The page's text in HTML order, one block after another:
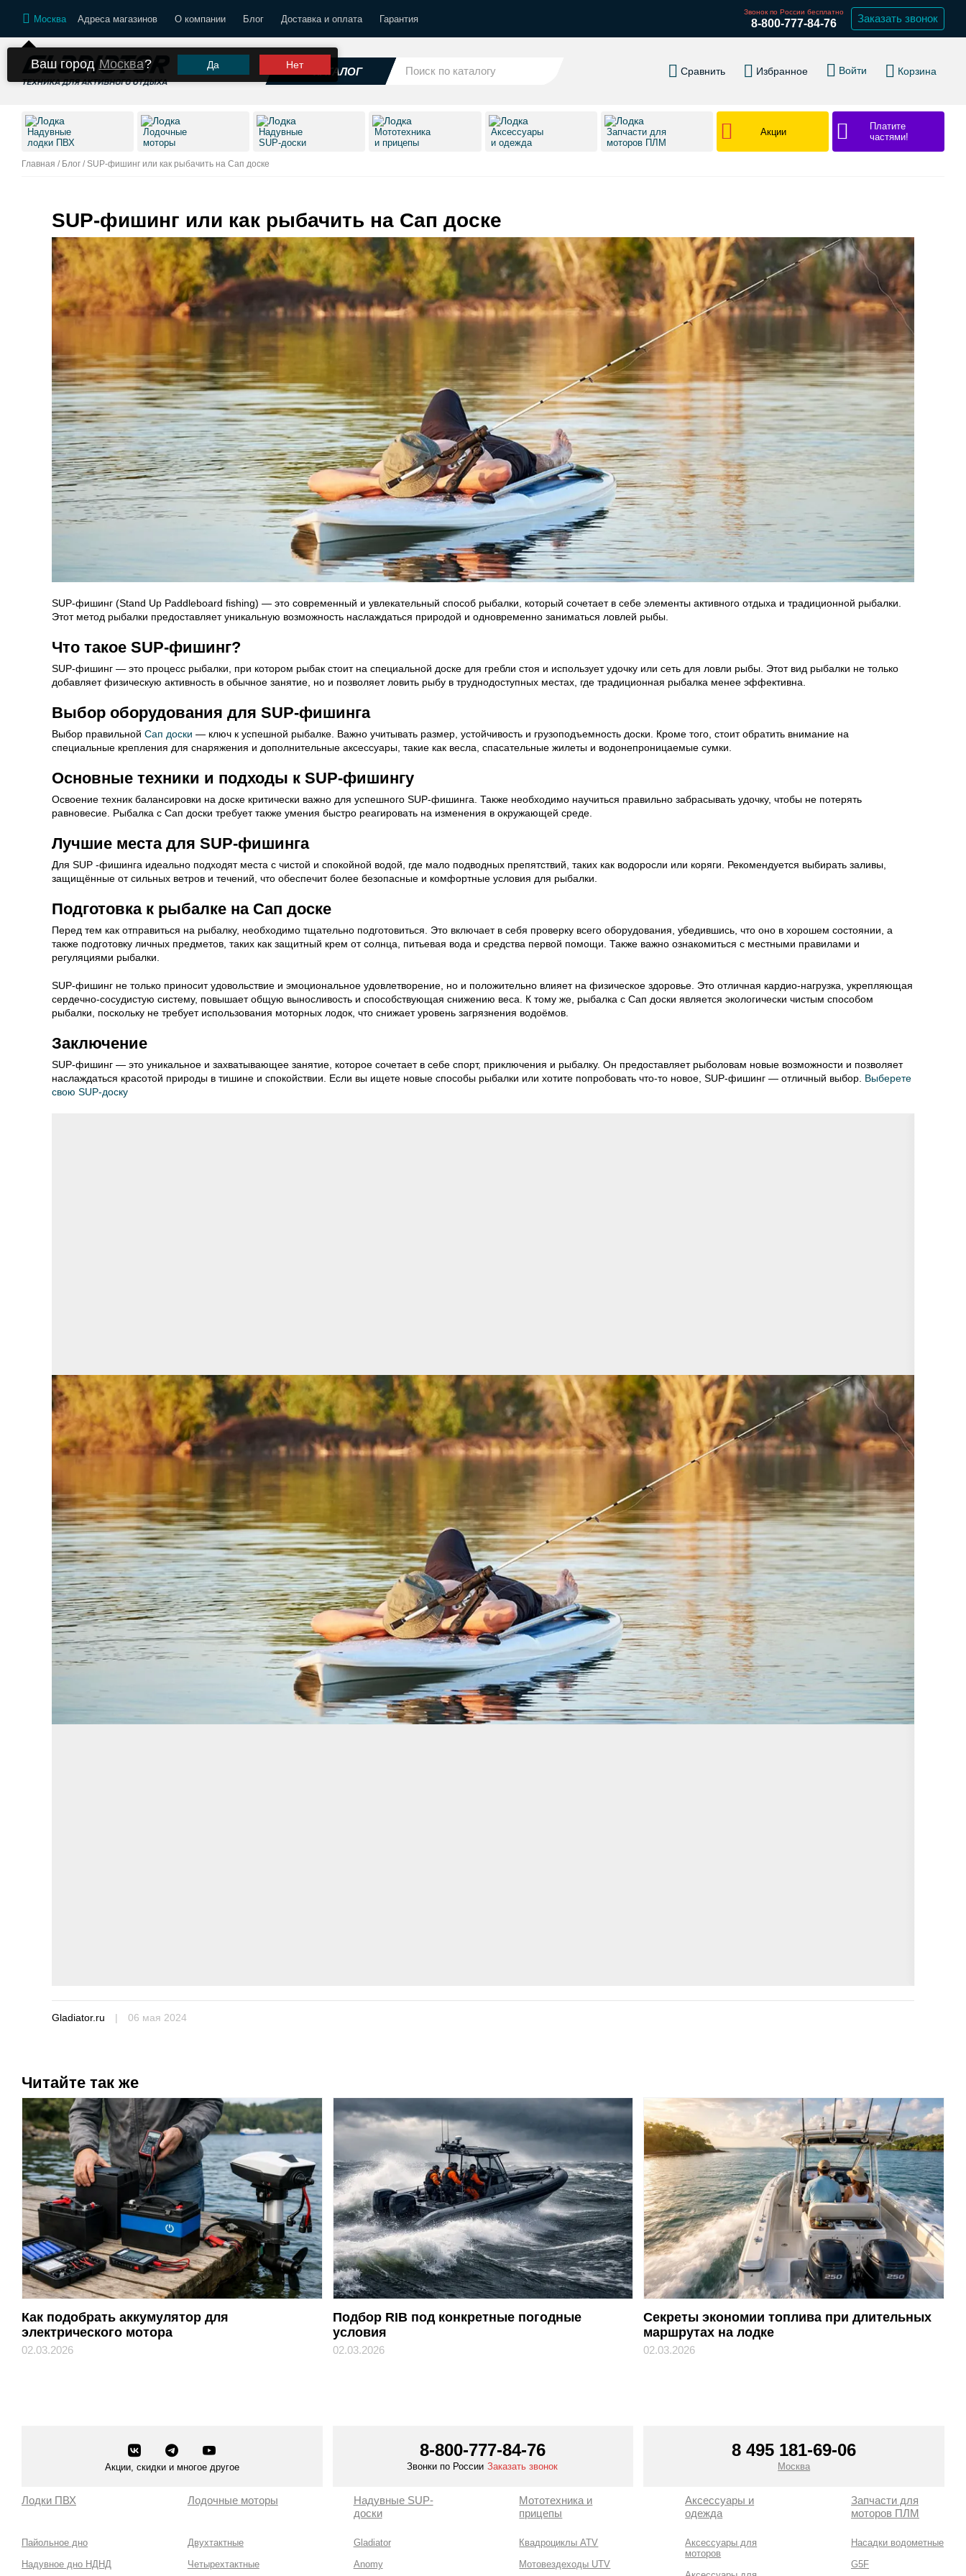
Москва Адреса магазинов О компании Блог Доставка и оплата Гарантия
Звонок по России бесплатно
8-800-777-84-76 Заказать звонок
КАТАЛОГ Сравнить Избранное Войти Корзина
Ваш городМосква? Да Нет
Надувные
лодки ПВХ
Лодочные
моторы
Надувные
SUP-доски
Мототехника
и прицепы
Аксессуары
и одежда
Запчасти для
моторов ПЛМ
Акции
Платите
частями!
Главная / Блог / SUP-фишинг или как рыбачить на Сап доске
SUP-фишинг или как рыбачить на Сап доске
SUP-фишинг (Stand Up Paddleboard fishing) — это современный и увлекательный способ рыбалки, который сочетает в себе элементы активного отдыха и традиционной рыбалки.
Этот метод рыбалки предоставляет уникальную возможность наслаждаться природой и одновременно заниматься ловлей рыбы.
Что такое SUP-фишинг?
SUP-фишинг — это процесс рыбалки, при котором рыбак стоит на специальной доске для гребли стоя и использует удочку или сеть для ловли рыбы. Этот вид рыбалки не только
добавляет физическую активность в обычное занятие, но и позволяет ловить рыбу в труднодоступных местах, где традиционная рыбалка менее эффективна.
Выбор оборудования для SUP-фишинга
Выбор правильной Сап доски — ключ к успешной рыбалке. Важно учитывать размер, устойчивость и грузоподъемность доски. Кроме того, стоит обратить внимание на
специальные крепления для снаряжения и дополнительные аксессуары, такие как весла, спасательные жилеты и водонепроницаемые сумки.
Основные техники и подходы к SUP-фишингу
Освоение техник балансировки на доске критически важно для успешного SUP-фишинга. Также необходимо научиться правильно забрасывать удочку, чтобы не потерять
равновесие. Рыбалка с Сап доски требует также умения быстро реагировать на изменения в окружающей среде.
Лучшие места для SUP-фишинга
Для SUP -фишинга идеально подходят места с чистой и спокойной водой, где мало подводных препятствий, таких как водоросли или коряги. Рекомендуется выбирать заливы,
защищённые от сильных ветров и течений, что обеспечит более безопасные и комфортные условия для рыбалки.
Подготовка к рыбалке на Сап доске
Перед тем как отправиться на рыбалку, необходимо тщательно подготовиться. Это включает в себя проверку всего оборудования, убедившись, что оно в хорошем состоянии, а
также подготовку личных предметов, таких как защитный крем от солнца, питьевая вода и средства первой помощи. Также важно ознакомиться с местными правилами и
регуляциями рыбалки.
SUP-фишинг не только приносит удовольствие и эмоциональное удовлетворение, но и положительно влияет на физическое здоровье. Это отличная кардио-нагрузка, укрепляющая
сердечно-сосудистую систему, повышает общую выносливость и способствующая снижению веса. К тому же, рыбалка с Сап доски является экологически чистым способом
рыбалки, поскольку не требует использования моторных лодок, что снижает уровень загрязнения водоёмов.
Заключение
SUP-фишинг — это уникальное и захватывающее занятие, которое сочетает в себе спорт, приключения и рыбалку. Он предоставляет рыболовам новые возможности и позволяет
наслаждаться красотой природы в тишине и спокойствии. Если вы ищете новые способы рыбалки или хотите попробовать что-то новое, SUP-фишинг — отличный выбор. Выберете
свою SUP-доску
Gladiator.ru | 06 мая 2024
Читайте так же
Как подобрать аккумулятор для
электрического мотора
02.03.2026
Подбор RIB под конкретные погодные
условия
02.03.2026
Секреты экономии топлива при длительных
маршрутах на лодке
02.03.2026
Акции, скидки и многое другое
8-800-777-84-76
Звонки по России Заказать звонок
8 495 181-69-06
Москва
Лодки ПВХ
Пайольное дно
Надувное дно НДНД
Лодочные моторы
Двухтактные
Четырехтактные
Надувные SUP-
доски
Gladiator
Anomy
Мототехника и
прицепы
Квадроциклы ATV
Мотовездеходы UTV
Аксессуары и
одежда
Аксессуары для
моторов
Запчасти для
моторов ПЛМ
Насадки водометные
G5F